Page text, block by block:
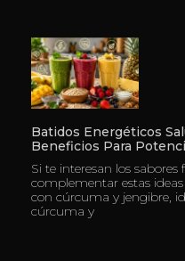
Batidos Energéticos
Beneficios Para
Si te interesan los
complementar estas
con cúrcuma y jengibre,
cúrcuma y